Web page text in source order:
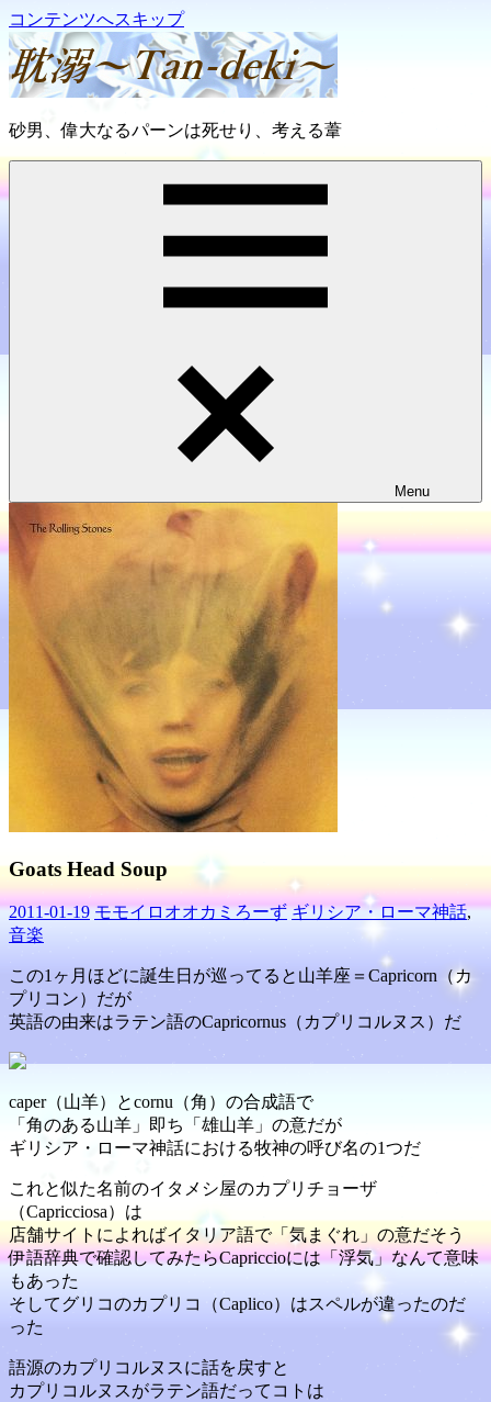
コンテンツへスキップ
耽
砂男、偉大なるパーンは死せり、考える葦
Menu
Goats Head Soup
2011-01-19 モモイロオオカミろーず ギリシア・ローマ神話,
音楽
この1ヶ月ほどに誕生日が巡ってると山羊座＝Capricorn（カ
プリコン）だが
英語の由来はラテン語のCapricornus（カプリコルヌス）だ
caper（山羊）とcornu（角）の合成語で
「角のある山羊」即ち「雄山羊」の意だが
ギリシア・ローマ神話における牧神の呼び名の1つだ
これと似た名前のイタメシ屋のカプリチョーザ
（Capricciosa）は
店舗サイトによればイタリア語で「気まぐれ」の意だそう
伊語辞典で確認してみたらCapriccioには「浮気」なんて意味
もあった
そしてグリコのカプリコ（Caplico）はスペルが違ったのだ
った
語源のカプリコルヌスに話を戻すと
カプリコルヌスがラテン語だってコトは